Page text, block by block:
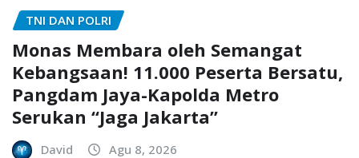
TNI DAN POLRI
Monas Membara oleh Semangat
Kebangsaan! 11.000 Peserta Bersatu,
Pangdam Jaya-Kapolda Metro
Serukan “Jaga Jakarta”
David Agu 8, 2026